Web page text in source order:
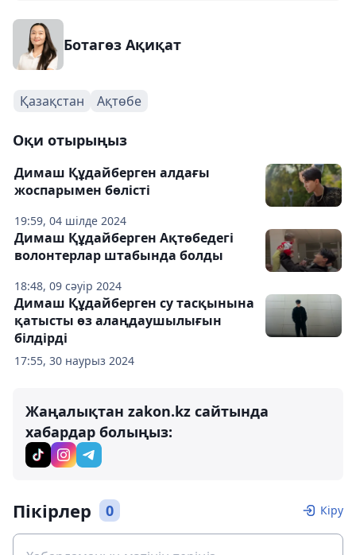
Ботагөз Ақиқат
Қазақстан Ақтөбе
Оқи отырыңыз
19:59, 04 шілде 2024
Димаш Құдайберген алдағы
жоспарымен бөлісті
18:48, 09 сәуір 2024
Димаш Құдайберген Ақтөбедегі
волонтерлар штабында болды
17:55, 30 наурыз 2024
Димаш Құдайберген су тасқынына
қатысты өз алаңдаушылығын
білдірді
Жаңалықтан zakon.kz сайтында
хабардар болыңыз:
Пікірлер 0 Кіру